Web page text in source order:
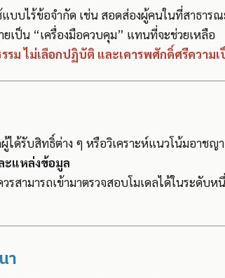
บบไร้ข้อจำกัด เช่น สอดส่องผู้คนในที่สาธารณ
เป็น “เครื่องมือควบคุม” แทนที่จะช่วยเหลือ
รรม ไม่เลือกปฏิบัติ และเคารพศักดิ์ศรีความ
ด้รับสิทธิ์ต่าง ๆ หรือวิเคราะห์แนวโน้มอาชญ
ะแหล่งข้อมูล
ามารถเข้ามาตรวจสอบโมเดลได้ในระดับห
า